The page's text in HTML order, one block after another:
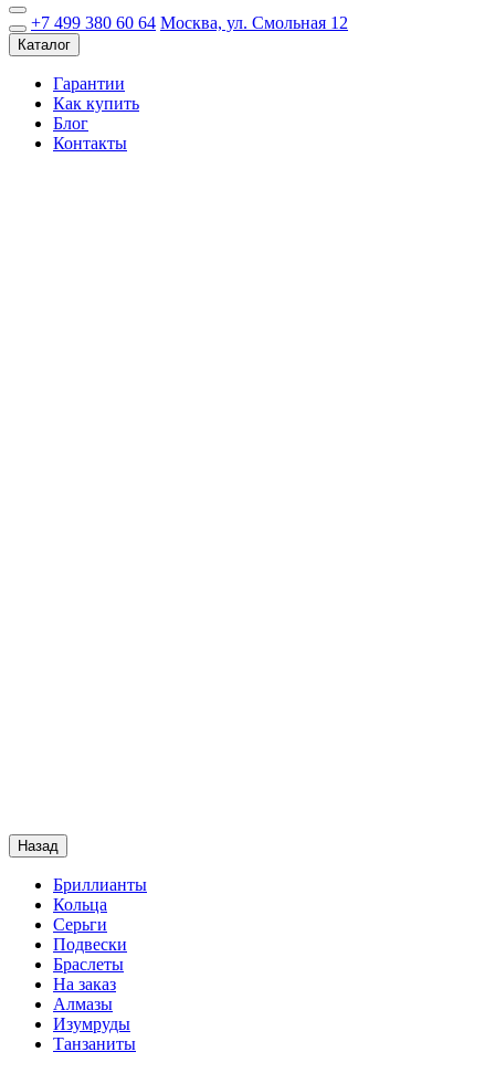
+7 499 380 60 64 Москва, ул. Смольная 12
Каталог
Гарантии
Как купить
Блог
Контакты
Назад
Бриллианты
Кольца
Серьги
Подвески
Браслеты
На заказ
Алмазы
Изумруды
Танзаниты